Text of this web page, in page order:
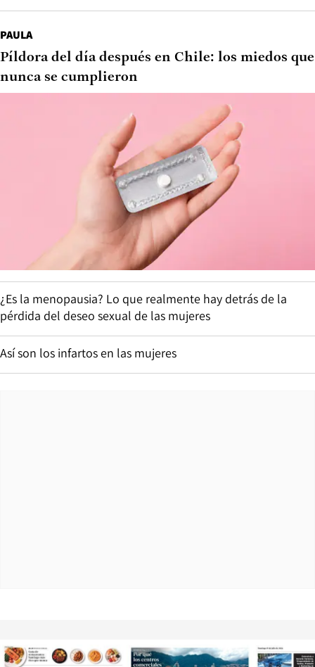
PAULA
Píldora del día después en Chile: los miedos que
nunca se cumplieron
¿Es la menopausia? Lo que realmente hay detrás de la
pérdida del deseo sexual de las mujeres
Así son los infartos en las mujeres
Opens in new window Opens in